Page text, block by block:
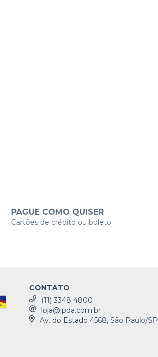
PAGUE COMO QUISER
Cartões de crédito ou boleto
CONTATO
(11) 3348 4800
loja@ipda.com.br
Av. do Estado 4568, São Paulo/SP